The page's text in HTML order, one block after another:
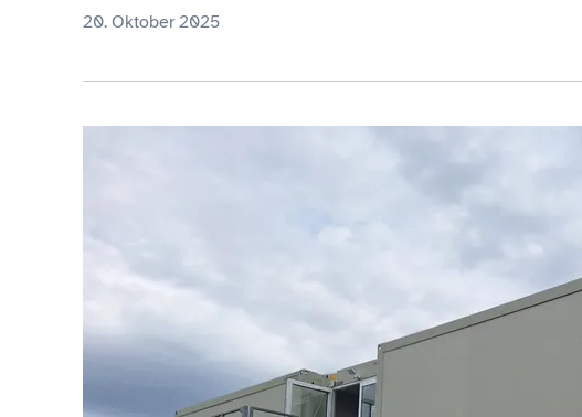
20. Oktober 2025